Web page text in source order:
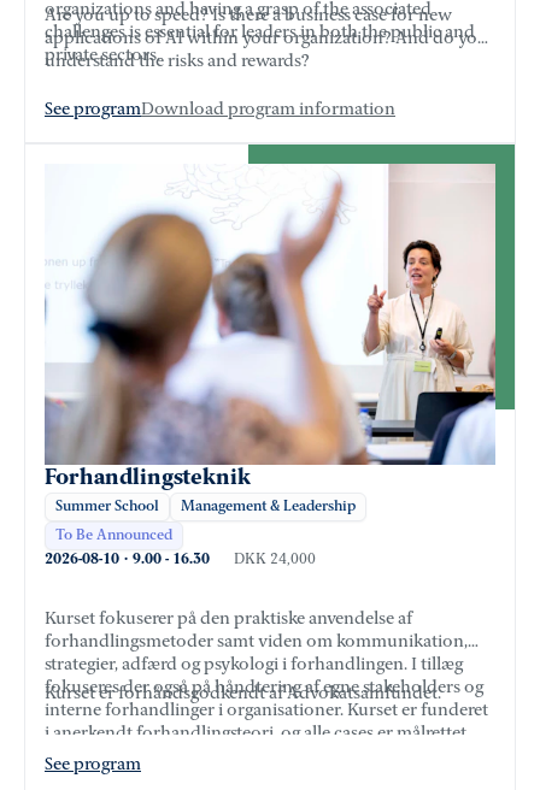
organizations and having a grasp of the associated
challenges is essential for leaders in both the public and
private sectors.
Are you up to speed? Is there a business case for new
applications of AI within your organization? And do you
understand the risks and rewards?
See programDownload program information
Forhandlingsteknik
Summer School
Management & Leadership
To Be Announced
2026-08-10 · 9.00 - 16.30 DKK 24,000
Kurset fokuserer på den praktiske anvendelse af
forhandlingsmetoder samt viden om kommunikation,
strategier, adfærd og psykologi i forhandlingen. I tillæg
fokuseres der også på håndtering af egne stakeholders og
interne forhandlinger i organisationer. Kurset er funderet
i anerkendt forhandlingsteori, og alle cases er målrettet
ledere, specialister og rådgiveres virkelighed og
udfordringer.
Kurset er forhåndsgodkendt af Advokatsamfundet.
See program